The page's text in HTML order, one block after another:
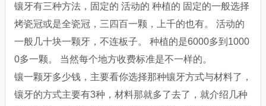
镶牙有三种方法，固定的 活动的 种植的 固定的一般选择
烤瓷冠或是全瓷冠，三四百一颗，上千的也有。 活动的
一般几十块一颗牙，不连板子。 种植的是6000多到1000
0多一颗。 当然每个地方收费标准是不一样的。
镶一颗牙多少钱，主要看你选择那种镶牙方式与材料了，
镶牙的方式主要有3种，材料那就多了去了，就介绍几种